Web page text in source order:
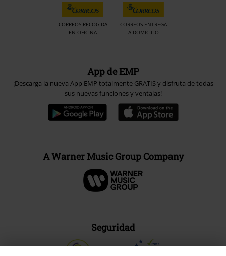
CORREOS RECOGIDA
EN OFICINA
CORREOS ENTREGA
A DOMICILIO
App de EMP
¡Descarga la nueva App EMP totalmente GRATIS y disfruta de todas
sus nuevas funciones y ventajas!
A Warner Music Group Company
Seguridad